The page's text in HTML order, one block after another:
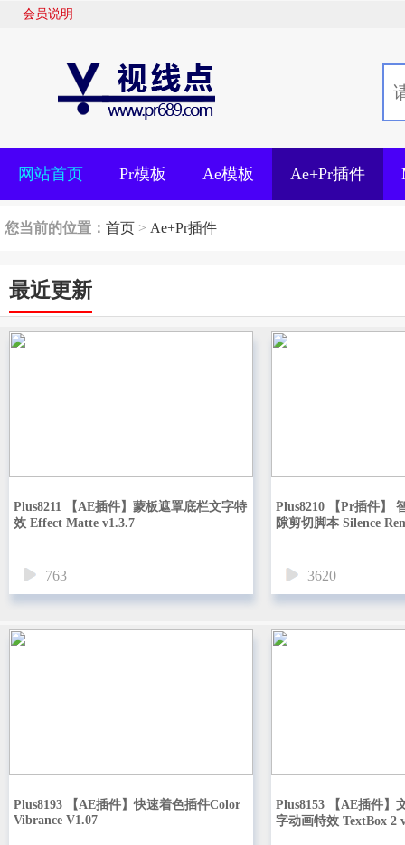
会员说明
网站首页 Pr模板 Ae模板 Ae+Pr插件
您当前的位置： 首页 > Ae+Pr插件
最近更新
Plus8211 【AE插件】蒙板遮罩底栏文字特
效 Effect Matte v1.3.7
763
Plus8210 【Pr插件】
隙剪切脚本 Silence
3620
Plus8193 【AE插件】快速着色插件Color
Vibrance V1.07
Plus8153 【AE插件】
字动画特效 TextBox 2